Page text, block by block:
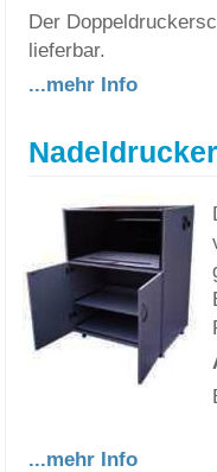
Der
lieferbar.
...mehr Info
...mehr Info